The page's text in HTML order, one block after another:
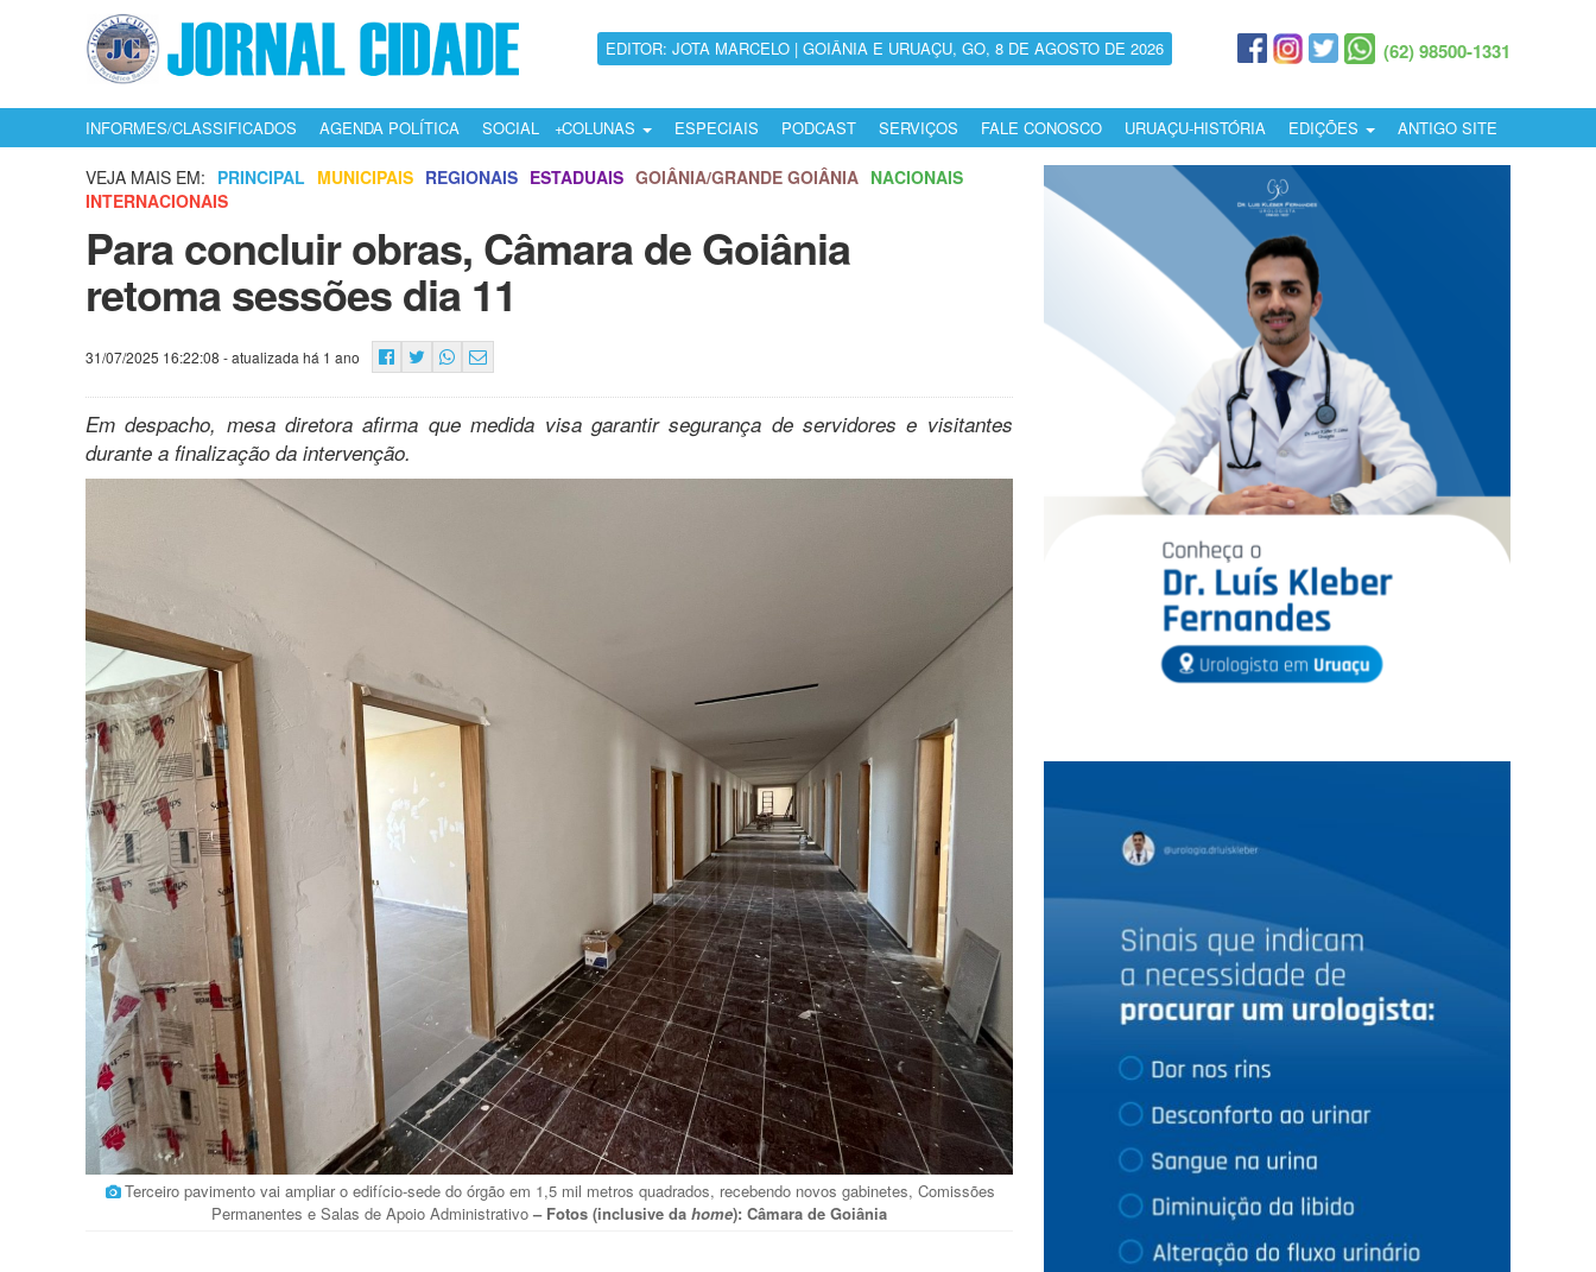
EDITOR: JOTA MARCELO | GOIÂNIA E URUAÇU, GO, 8 DE AGOSTO DE 2026 (62) 98500-1331
INFORMES/CLASSIFICADOS AGENDA POLÍTICA SOCIAL COLUNAS ESPECIAIS PODCAST SERVIÇOS FALE CONOSCO URUAÇU-HISTÓRIA EDIÇÕES ANTIGO SITE
VEJA MAIS EM: PRINCIPAL MUNICIPAIS REGIONAIS ESTADUAIS GOIÂNIA/GRANDE GOIÂNIA NACIONAIS
INTERNACIONAIS
Para concluir obras, Câmara de Goiânia
retoma sessões dia 11
31/07/2025 16:22:08 - atualizada há 1 ano
Em despacho, mesa diretora afirma que medida visa garantir segurança de servidores e visitantes
durante a finalização da intervenção.
Terceiro pavimento vai ampliar o edifício-sede do órgão em 1,5 mil metros quadrados, recebendo novos gabinetes, Comissões
Permanentes e Salas de Apoio Administrativo – Fotos (inclusive da home): Câmara de Goiânia